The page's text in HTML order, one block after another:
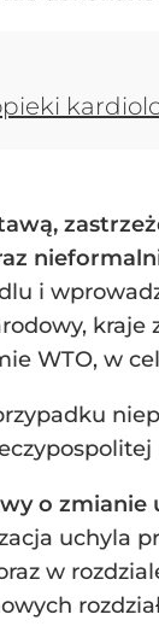
i
kraje
WTO, w
o zmianie
uchyla
w